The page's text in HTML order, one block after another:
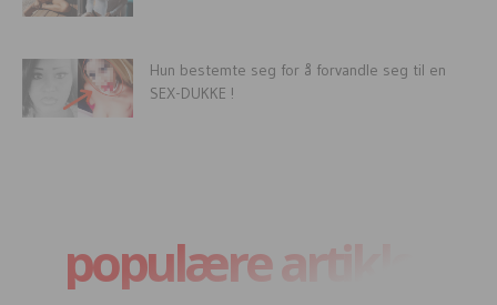
Hun bestemte seg for å forvandle seg til en
SEX-DUKKE !
populære artikler